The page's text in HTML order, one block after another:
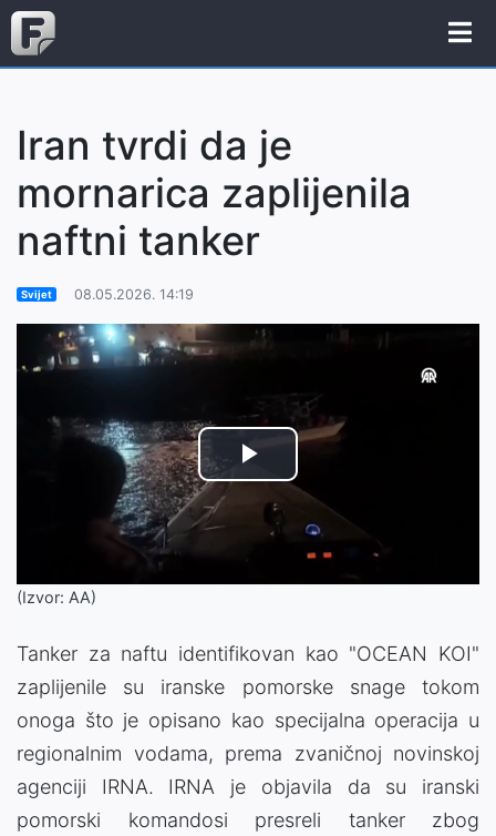
Iran tvrdi da je
mornarica zaplijenila
naftni tanker
Svijet 08.05.2026. 14:19
Play
Video
(Izvor: AA)
Tanker za naftu identifikovan kao "OCEAN KOI"
zaplijenile su iranske pomorske snage tokom
onoga što je opisano kao specijalna operacija u
regionalnim vodama, prema zvaničnoj novinskoj
agenciji IRNA. IRNA je objavila da su iranski
pomorski komandosi presreli tanker zbog